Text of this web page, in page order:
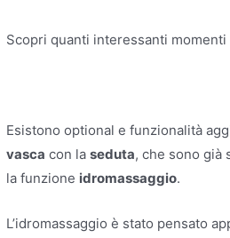
Scopri quanti interessanti
Esistono optional e funzionalità
vasca con laseduta, che sono già
la funzione idromassaggio.
L’idromassaggio è stato pensato